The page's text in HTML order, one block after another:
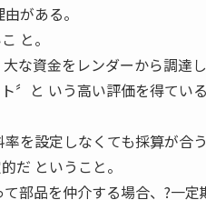
がある。
と。
な資金をレンダーから調達
〞と いう高い評価を得てい
を設定しなくても採算が合う
だ ということ。
部品を仲介する場合、?一